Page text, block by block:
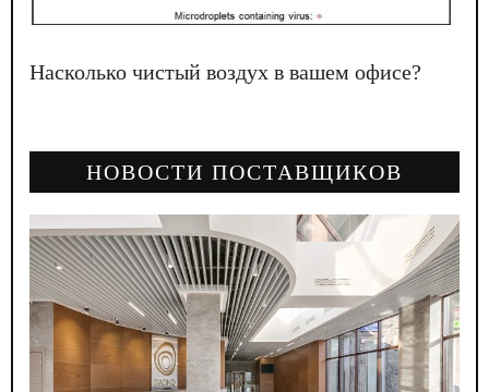
Насколько чистый воздух в вашем офисе?
НОВОСТИ ПОСТАВЩИКОВ